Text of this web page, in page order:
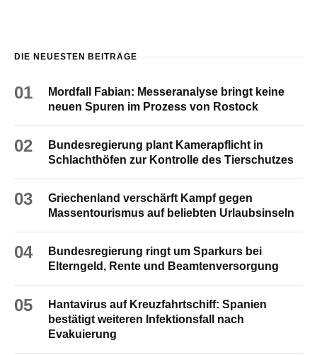
DIE NEUESTEN BEITRÄGE
01
Mordfall Fabian: Messeranalyse bringt keine
neuen Spuren im Prozess von Rostock
02
Bundesregierung plant Kamerapflicht in
Schlachthöfen zur Kontrolle des Tierschutzes
03
Griechenland verschärft Kampf gegen
Massentourismus auf beliebten Urlaubsinseln
04
Bundesregierung ringt um Sparkurs bei
Elterngeld, Rente und Beamtenversorgung
05
Hantavirus auf Kreuzfahrtschiff: Spanien
bestätigt weiteren Infektionsfall nach
Evakuierung